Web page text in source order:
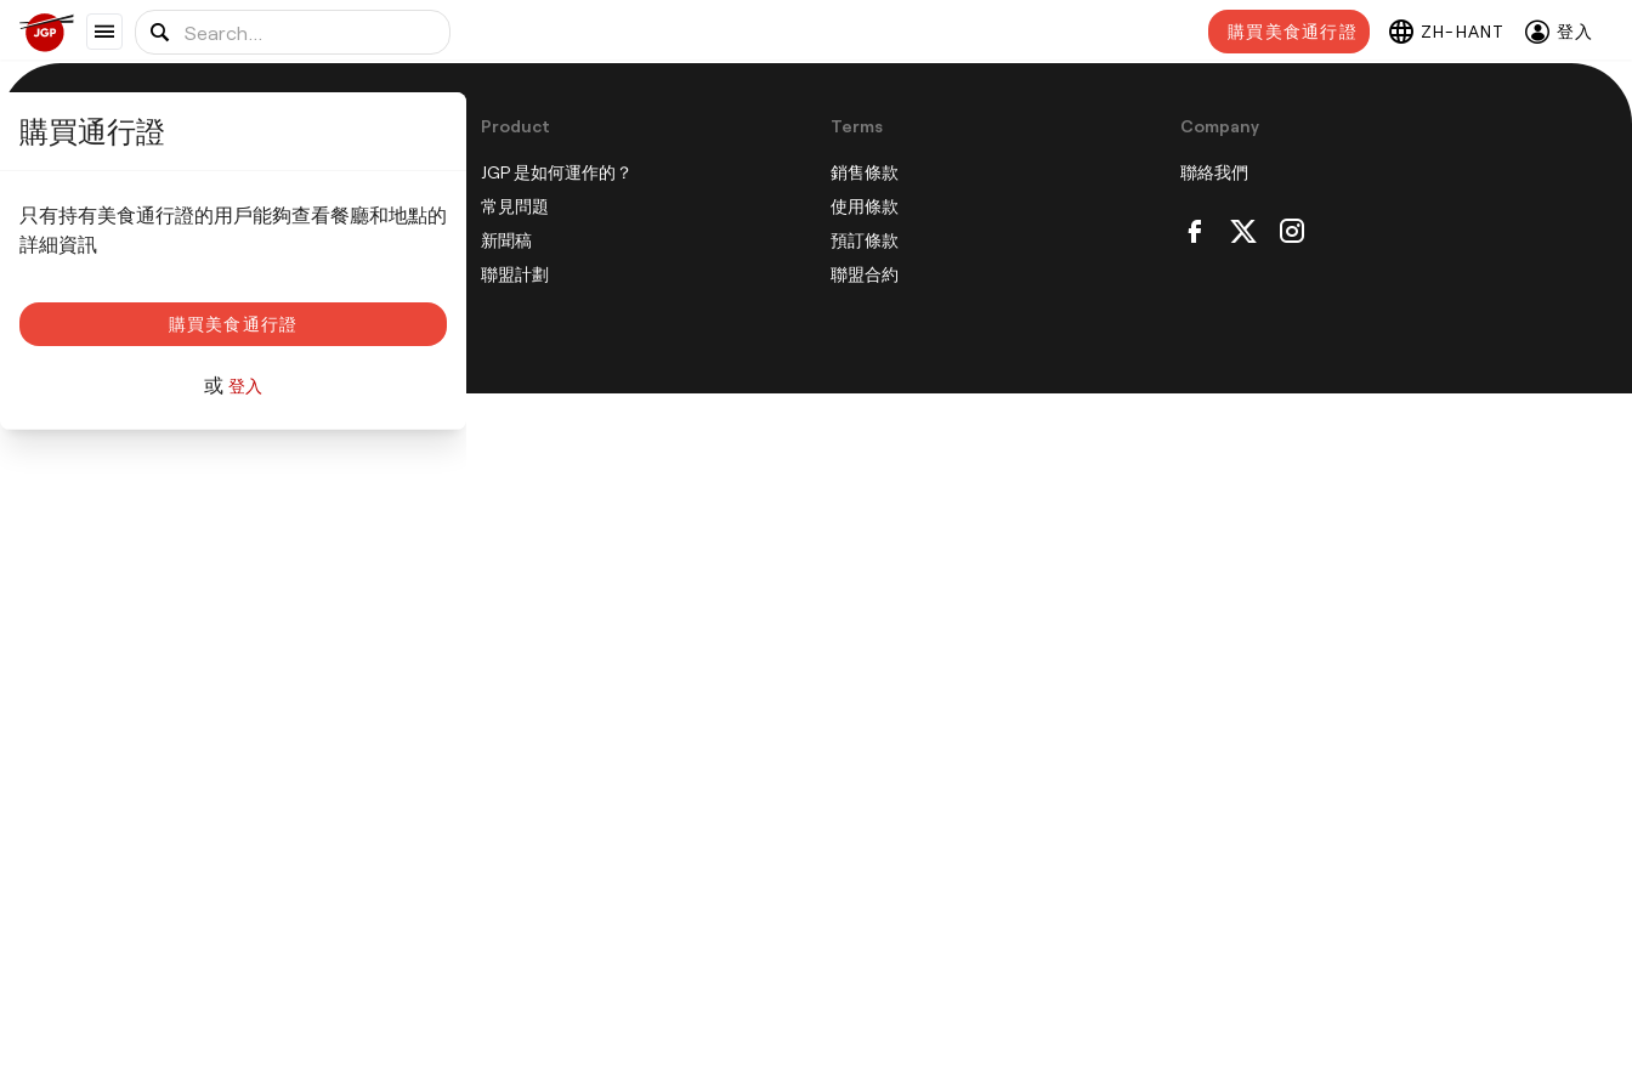
購買美食通行證 ZH-HANT 登入
購買通行證
只有持有美食通行證的用戶能夠查看餐廳和地點的
詳細資訊
購買美食通行證
或 登入
© JapanGourmetPass 2023
Product
JGP 是如何運作的？
常見問題
新聞稿
聯盟計劃
Terms
銷售條款
使用條款
預訂條款
聯盟合約
Company
聯絡我們